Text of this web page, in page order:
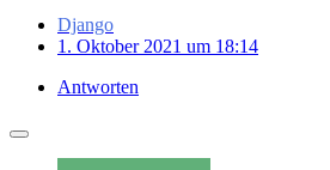
Django
1. Oktober 2021 um 18:14
Antworten